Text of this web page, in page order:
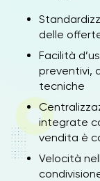
delle
Facilità
preventivi,
tecniche
integrate
vendita è
Velocità